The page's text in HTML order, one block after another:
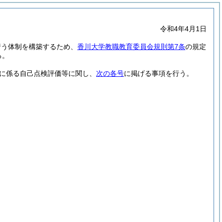
令和4年4月1日
体制を構築するため、 香川大学教職教育委員会規則第7条の規定
係る自己点検評価等に関し、 次の各号に掲げる事項を行う。